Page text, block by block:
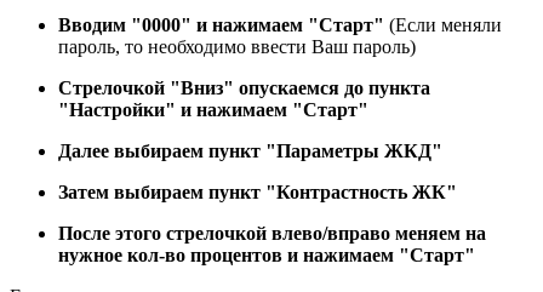
Вводим "0000" и нажимаем "Старт" (Если меняли
пароль, то необходимо ввести Ваш пароль)
Стрелочкой "Вниз" опускаемся до пункта
"Настройки" и нажимаем "Старт"
Далее выбираем пункт "Параметры ЖКД"
Затем выбираем пункт "Контрастность ЖК"
После этого стрелочкой влево/вправо меняем на
нужное кол-во процентов и нажимаем "Старт"